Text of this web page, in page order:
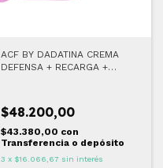
ACF BY DADATINA CREMA
DEFENSA + RECARGA +
$48.200,00
$43.380,00 con
Transferencia o depósito
3 x $16.066,67 sin interés